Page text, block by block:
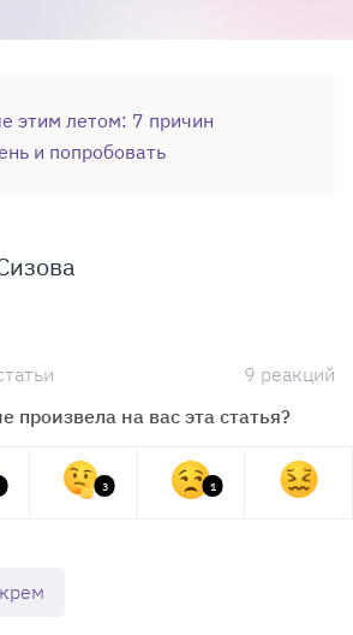
этим летом: 7 причин
и попробовать
9 реакций
произвела на вас эта статья?
3 1